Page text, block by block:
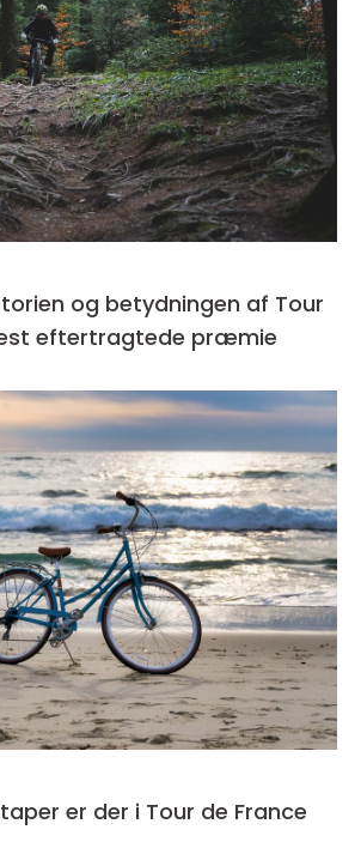
og betydningen af Tour
eftertragtede præmie
er der i Tour de France